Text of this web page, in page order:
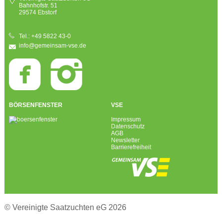
Bahnhofstr. 51
29574 Ebstorf
Tel.: +49 5822 43-0
info@gemeinsam-vse.de
BÖRSENFENSTER VSE
Impressum
Datenschutz
AGB
Newsletter
Barrierefreiheit
© Vereinigte Saatzuchten eG 2026